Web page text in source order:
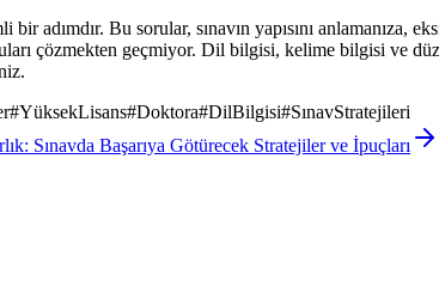
adımdır. Bu sorular, sınavın yapısını
çözmekten geçmiyor. Dil bilgisi, kelime bilgisi ve
#YüksekLisans#Doktora#DilBilgisi#SınavStratejileri
Sınavda Başarıya Götürecek Stratejiler ve İpuçları